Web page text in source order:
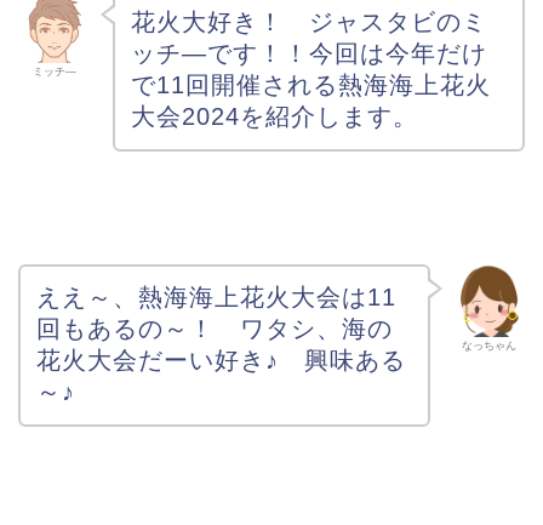
ミッチ―
花火大好き！ ジャスタビのミ
ッチ―です！
！今回は今年だけ
で11回開催される熱海海上花火
大会2024を紹介します。
なっちゃん
ええ～、熱海海上花火大会は11
回もあるの～！ ワタシ、海の
花火大会だーい好き♪ 興味ある
～♪